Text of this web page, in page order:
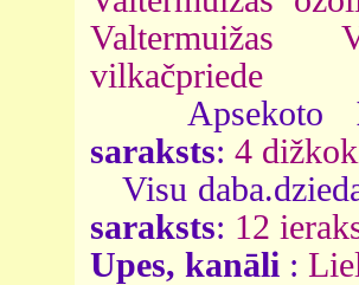
Valtermuižas
vilkačpriede
Apsekoto
saraksts: 4
Visu
saraksts: 12
Upes, kanāli :